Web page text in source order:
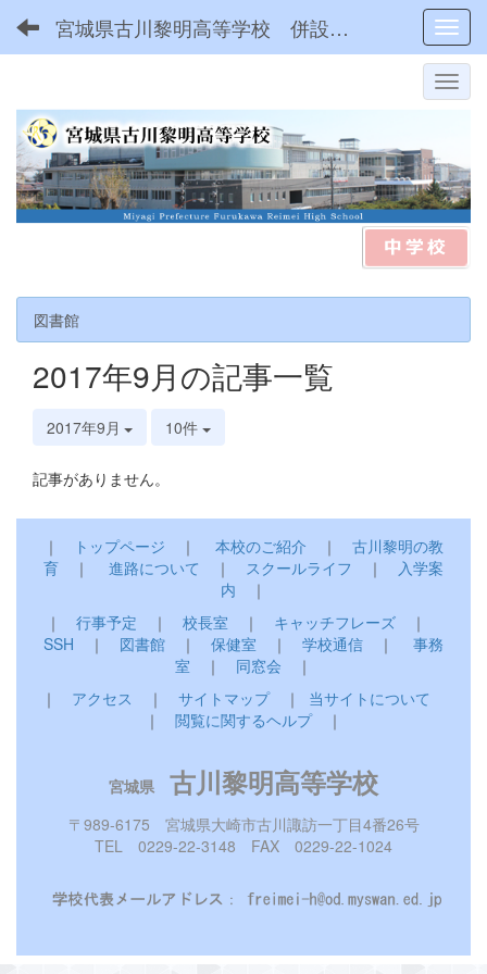
宮城県古川黎明高等学校 併設型中高一貫
図書館
2017年9月の記事一覧
2017年9月 10件
記事がありません。
｜ トップページ ｜ 本校のご紹介 ｜ 古川黎明の教
育 ｜ 進路について ｜ スクールライフ ｜ 入学案
内 ｜
｜ 行事予定 ｜ 校長室 ｜ キャッチフレーズ ｜
SSH ｜ 図書館 ｜ 保健室 ｜ 学校通信 ｜ 事務
室 ｜ 同窓会 ｜
｜ アクセス ｜ サイトマップ｜ 当サイトについて
｜ 閲覧に関するヘルプ｜
宮城県 古川黎明高等学校
〒989-6175 宮城県大崎市古川諏訪一丁目4番26号
TEL 0229-22-3148 FAX 0229-22-1024